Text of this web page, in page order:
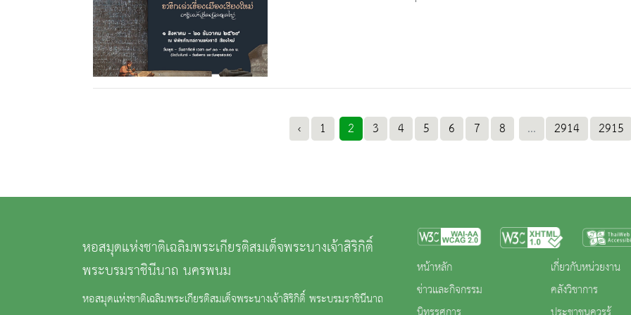
‹ 1 2 3 4 5 6 7 8 ... 2914 2915
หอสมุดแห่งชาติเฉลิมพระเกียรติสมเด็จพระนางเจ้าสิริกิติ์
พระบรมราชินีนาถ นครพนม
หอสมุดแห่งชาติเฉลิมพระเกียรติสมเด็จพระนางเจ้าสิริกิติ์ พระบรมราชินีนาถ
หน้าหลัก
ข่าวและกิจกรรม
เกี่ยวกับหน่วยงาน
คลังวิชาการ